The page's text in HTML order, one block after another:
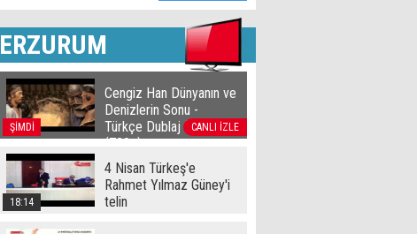
ERZURUM
ŞİMDİ CANLI İZLE
Cengiz Han Dünyanın ve
Denizlerin Sonu -
Türkçe Dublaj film izle
(720p)
18:14
4 Nisan Türkeş'e
Rahmet Yılmaz Güney'i
telin